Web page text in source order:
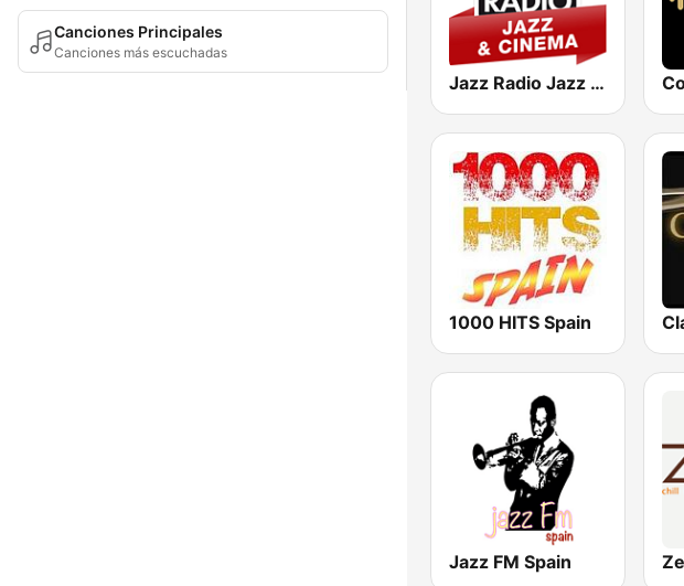
Canciones Principales
Canciones más escuchadas
Jazz Radio Jazz & Cinema
1000 HITS Spain
Jazz FM Spain